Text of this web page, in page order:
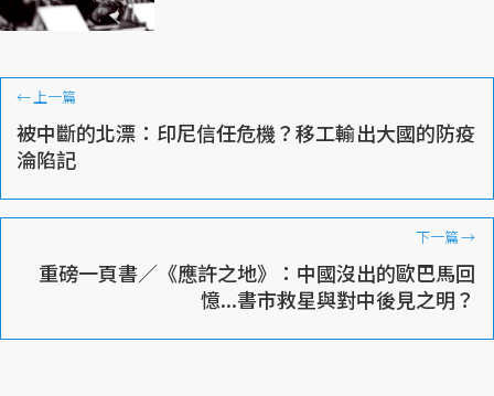
←上一篇
被中斷的北漂：印尼信任危機？移工輸出大國的防疫
淪陷記
下一篇→
重磅一頁書／《應許之地》：中國沒出的歐巴馬回
憶...書市救星與對中後見之明？